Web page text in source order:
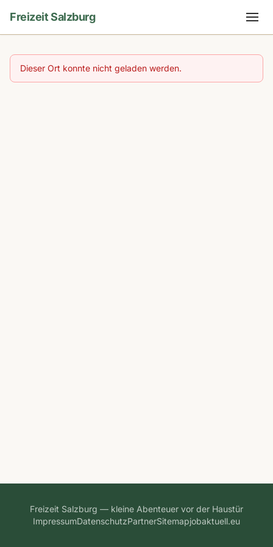
Freizeit Salzburg
Dieser Ort konnte nicht geladen werden.
Freizeit Salzburg — kleine Abenteuer vor der Haustür
ImpressumDatenschutzPartnerSitemapjobaktuell.eu